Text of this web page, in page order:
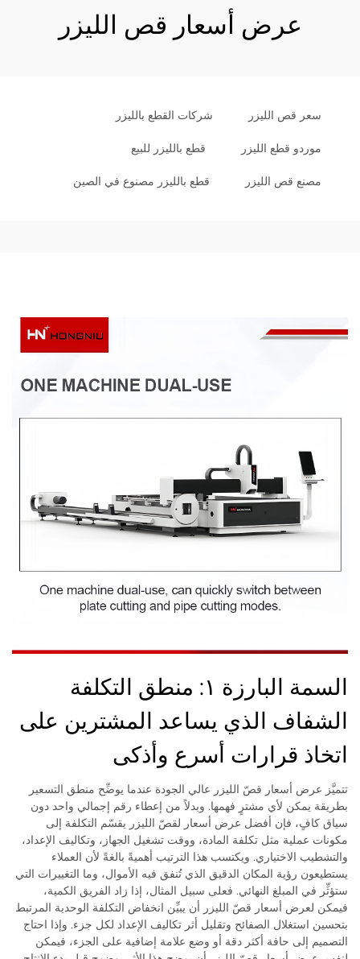
عرض أسعار قص الليزر
سعر قص الليزر شركات القطع بالليزر
موردو قطع الليزر قطع بالليزر للبيع
مصنع قص الليزر قطع بالليزر مصنوع في الصين
السمة البارزة ١: منطق التكلفة
الشفاف الذي يساعد المشترين على
اتخاذ قرارات أسرع وأذكى
تتميَّز عرض أسعار قصّ الليزر عالي الجودة عندما يوضِّح منطق التسعير
بطريقة يمكن لأي مشترٍ فهمها. وبدلاً من إعطاء رقم إجمالي واحد دون
سياق كافٍ، فإن أفضل عرض أسعار لقصّ الليزر يقسّم التكلفة إلى
مكونات عملية مثل تكلفة المادة، ووقت تشغيل الجهاز، وتكاليف الإعداد،
والتشطيب الاختياري. ويكتسب هذا الترتيب أهميةً بالغةً لأن العملاء
يستطيعون رؤية المكان الدقيق الذي تُنفق فيه الأموال، وما التغييرات التي
ستؤثِّر في المبلغ النهائي. فعلى سبيل المثال، إذا زاد الفريق الكمية،
فيمكن لعرض أسعار قصّ الليزر أن يبيِّن انخفاض التكلفة الوحدية المرتبط
بتحسين استغلال الصفائح وتقليل أثر تكاليف الإعداد لكل جزء. وإذا احتاج
التصميم إلى حافة أكثر دقة أو وضع علامة إضافية على الجزء، فيمكن